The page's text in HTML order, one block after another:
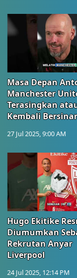
Masa Depan
Manchester
Terasingkan
Kembali
27 Jul 2025, 9:00 AM
Hugo Ekitike
Diumumkan
Rekrutan Anyar
Liverpool
24 Jul 2025, 12:14 PM